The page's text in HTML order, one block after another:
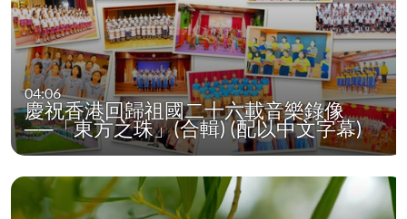
04:06
慶祝香港回歸祖國二十六載音樂錄像
──「東方之珠」(合輯) (配以中文字幕)